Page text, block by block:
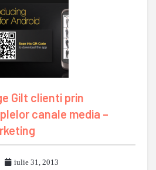
Gilt clienti prin
canale media –
iulie 31, 2013